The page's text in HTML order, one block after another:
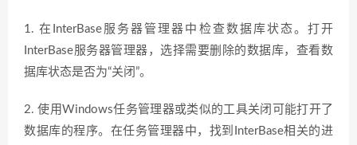
1. 在InterBase服务器管理器中检查数据库状态。打开
InterBase服务器管理器，选择需要删除的数据库，查看数
据库状态是否为“关闭”。
2. 使用Windows任务管理器或类似的工具关闭可能打开了
数据库的程序。在任务管理器中，找到InterBase相关的进